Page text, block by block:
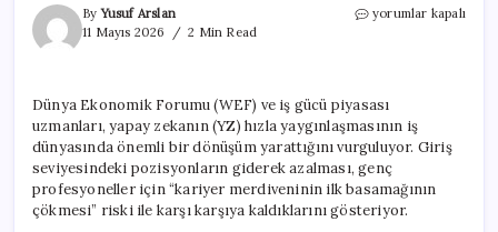
ByYusuf Arslan
11 Mayıs 2026
2 Min Read
Genç
Kriz:
Kariyer
Merdiveninin
İlk
Basamağı
Çöküyor
mu?
yorumlar kapalı
Dünya Ekonomik Forumu (WEF) ve iş gücü piyasası
uzmanları, yapay zekanın (YZ) hızla yaygınlaşmasının iş
dünyasında önemli bir dönüşüm yarattığını vurguluyor. Giriş
seviyesindeki pozisyonların giderek azalması, genç
profesyoneller için “kariyer merdiveninin ilk basamağının
çökmesi” riski ile karşı karşıya kaldıklarını gösteriyor.